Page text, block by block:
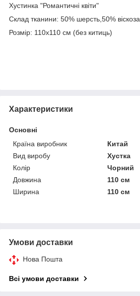
Хустинка "Романтичні квіти"
Склад тканини: 50% шерсть,50% віскоза
Розмір: 110х110 см (без китиць)
Характеристики
Основні
Країна виробник
Китай
Вид виробу
Хустка
Колір
Чорний
Довжина
110 см
Ширина
110 см
Умови доставки
Нова Пошта
Всі умови доставки